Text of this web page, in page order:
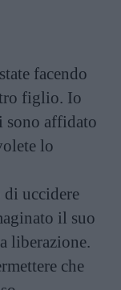
facendo
figlio. Io
sono affidato
lo
di uccidere
il suo
liberazione.
che